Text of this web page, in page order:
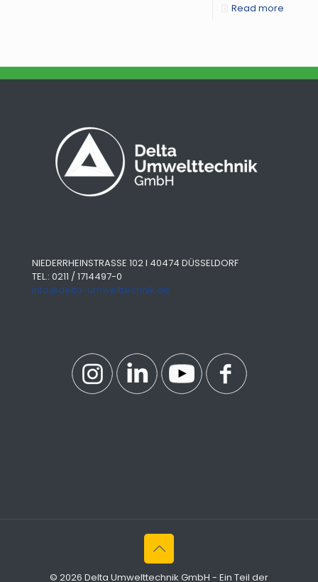
Read more
NIEDERRHEINSTRASSE 102 I 40474 DÜSSELDORF
TEL.: 0211 / 1714497-0
info@delta-umwelttechnik.de
© 2026 Delta Umwelttechnik GmbH - Ein Teil der